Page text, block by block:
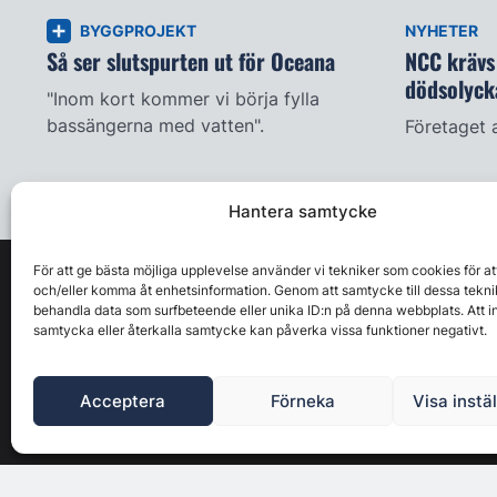
Hantera samtycke
För att ge bästa möjliga upplevelse använder vi tekniker som cookies för
och/eller komma åt enhetsinformation. Genom att samtycke till dessa
behandla data som surfbeteende eller unika ID:n på denna webbplats. Att
samtycka eller återkalla samtycke kan påverka vissa funktioner negativt.
Acceptera Förneka Visa
BYGGPROJEKT
Så ser slutspurten ut för Oceana
"Inom kort kommer vi börja fylla
bassängerna med vatten".
NYHETER
NCC
Företaget